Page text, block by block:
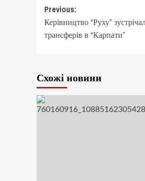
Post
navigation
Previous:
Керівництво “Руху”
трансферів в “Карпати”
Схожі новини